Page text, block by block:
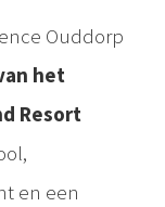
Ouddorp
het
Resort
en een